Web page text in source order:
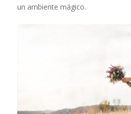
un ambiente mágico.